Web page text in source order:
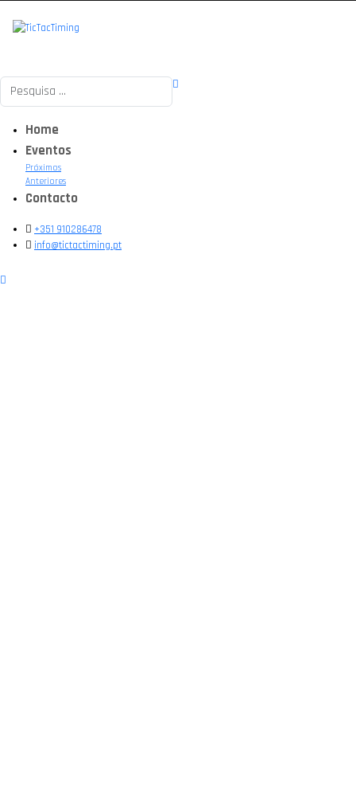
Pesquisar
Home
Eventos
Próximos
Anteriores
Contacto
+351 910286478
info@tictactiming.pt